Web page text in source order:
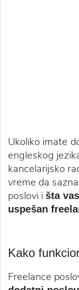
Ukoliko imate
engleskog
kancelarijsko
vreme da
poslovi i šta
uspešan
Kako
Freelance